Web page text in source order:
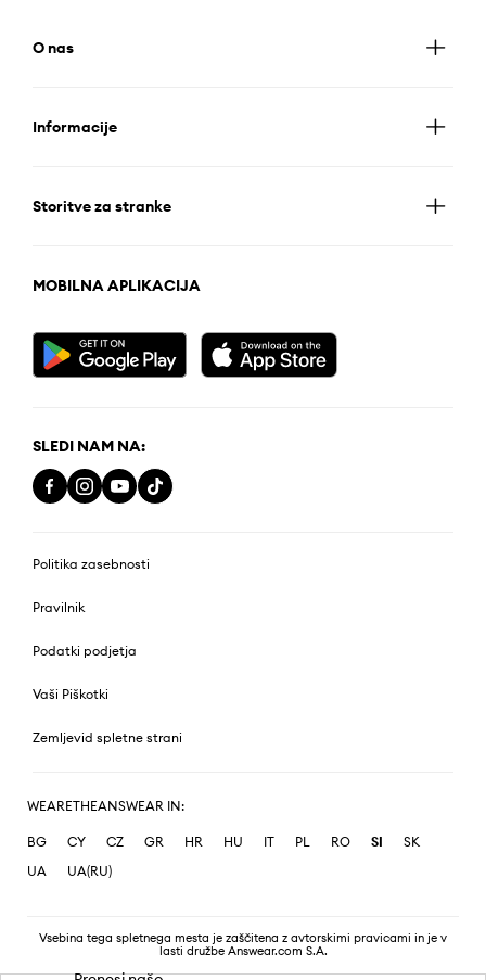
O nas
Informacije
Storitve za stranke
MOBILNA APLIKACIJA
SLEDI NAM NA:
Politika zasebnosti
Pravilnik
Podatki podjetja
Vaši Piškotki
Zemljevid spletne strani
WEARETHEANSWEAR IN:
BG CY CZ GR HR HU IT PL RO SI
SK
UA
UA(RU)
Vsebina tega spletnega mesta je zaščitena z avtorskimi pravicami in je v
lasti družbe Answear.com S.A.